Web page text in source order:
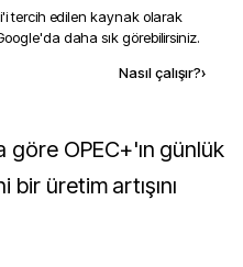
'i tercih edilen kaynak olarak
daha sık görebilirsiniz.
Nasıl çalışır?›
üretim artışını